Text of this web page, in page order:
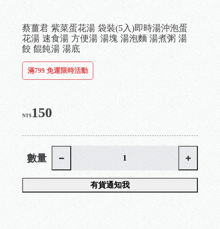
蔡薑君 紫菜蛋花湯 袋裝(5入)即時湯沖泡蛋
花湯 速食湯 方便湯 湯塊 湯泡麵 湯煮粥 湯
餃 餛飩湯 湯底
滿799 免運限時活動
NT$150
數量
有貨通知我